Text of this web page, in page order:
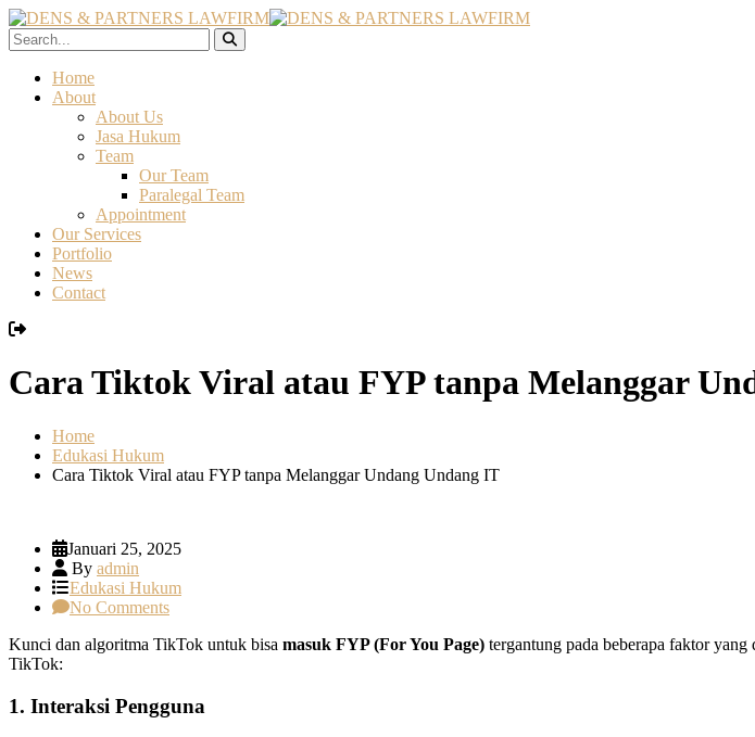
Home
About
About Us
Jasa Hukum
Team
Our Team
Paralegal Team
Appointment
Our Services
Portfolio
News
Contact
Cara Tiktok Viral atau FYP tanpa Melanggar
Home
Edukasi Hukum
Cara Tiktok Viral atau FYP tanpa Melanggar Undang Undang IT
Januari 25, 2025
By admin
Edukasi Hukum
No Comments
Kunci dan algoritma TikTok untuk bisa masuk FYP (For You Page) tergantung pada beberapa faktor
TikTok:
1. Interaksi Pengguna